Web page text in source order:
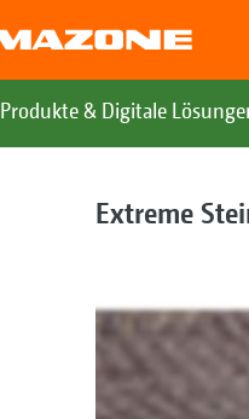
Produkte & Digitale
Extreme